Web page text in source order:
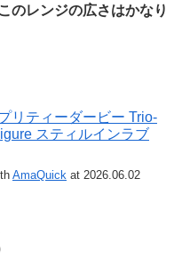
のレンジの広さはかなり
リティーダービー Trio-
スティルインラブ
AmaQuick at 2026.06.02